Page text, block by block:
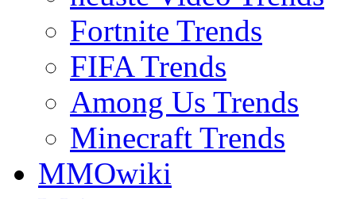
Fortnite Trends
FIFA Trends
Among Us Trends
Minecraft Trends
MMOwiki